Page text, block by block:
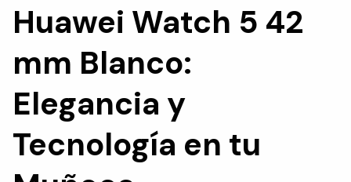
Huawei Watch 5 42
mm Blanco:
Elegancia y
Tecnología en tu